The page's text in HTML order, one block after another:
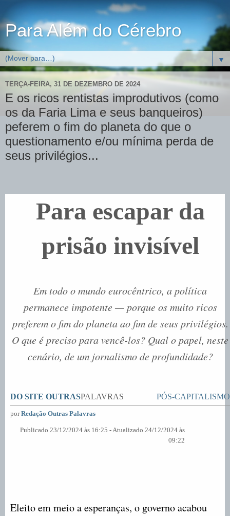
Para Além do Cérebro
▼
TERÇA-FEIRA, 31 DE DEZEMBRO DE 2024
E os ricos rentistas improdutivos (como
os da Faria Lima e seus banqueiros)
peferem o fim do planeta do que o
questionamento e/ou mínima perda de
seus privilégios...
Para escapar da
prisão invisível
Em todo o mundo eurocêntrico, a política
permanece impotente — porque os muito ricos
preferem o fim do planeta ao fim de seus privilégios.
O que é preciso para vencê-los? Qual o papel, neste
cenário, de um jornalismo de profundidade?
DO SITE OUTRASPALAVRAS PÓS-CAPITALISMO
porRedação Outras Palavras
Publicado 23/12/2024 às 16:25 - Atualizado 24/12/2024 às
09:22
Eleito em meio a esperanças, o governo acabou